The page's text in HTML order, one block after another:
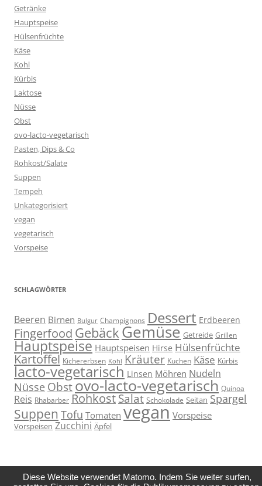
Getränke
Hauptspeise
Hülsenfrüchte
Käse
Kohl
Kürbis
Laktose
Nüsse
Obst
ovo-lacto-vegetarisch
Pasten, Dips & Co
Rohkost/Salate
Suppen
Tempeh
Unkategorisiert
vegan
vegetarisch
Vorspeise
SCHLAGWÖRTER
Beeren Birnen Bulgur Champignons Dessert Erdbeeren
Fingerfood Gebäck Gemüse Getreide Grillen
Hauptspeise Hauptspeisen Hirse Hülsenfrüchte
Kartoffel Kichererbsen Kohl Kräuter Kuchen Käse Kürbis
lacto-vegetarisch Linsen Möhren Nudeln
Nüsse Obstovo-lacto-vegetarisch Quinoa
Reis Rhabarber RohkostSalat Schokolade Seitan Spargel
Suppen Tofu Tomaten vegan Vorspeise
Vorspeisen Zucchini Äpfel
Diese Website verwendet Matomo. Indem Sie weiter surfen,